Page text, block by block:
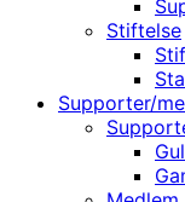
Stiftelse
Supporter/